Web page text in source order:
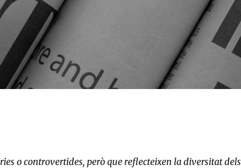
o controvertides, però que reflecteixen la diversitat dels